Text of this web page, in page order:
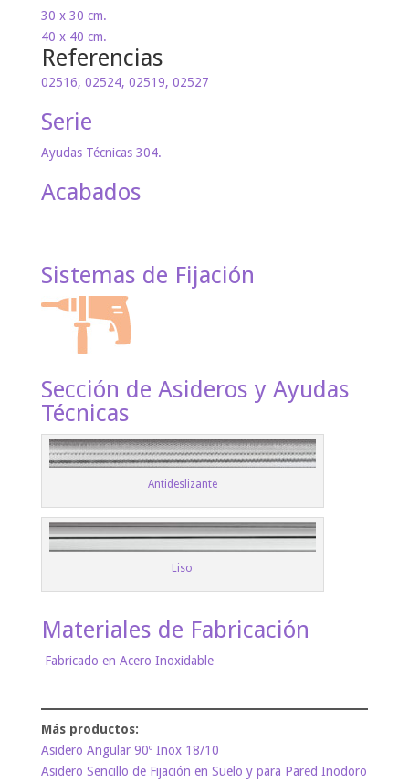
30 x 30 cm.
40 x 40 cm.
Referencias
02516, 02524, 02519, 02527
Serie
Ayudas Técnicas 304.
Acabados
Sistemas de Fijación
Sección de Asideros y Ayudas
Técnicas
Antideslizante
Liso
Materiales de Fabricación
Fabricado en Acero Inoxidable
Asidero Angular 90º Inox 18/10
Asidero Sencillo de Fijación en Suelo y para Pared Inodoro